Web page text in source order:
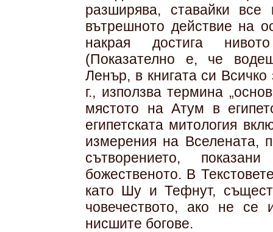
разширява, ставайки все
вътрешното действие на
накрая достига
(Показателно е, че
Ленър, в книгата си
г., използва термина
мястото на Атум в
египетската митология
измерения на Вселената,
сътворението,
божественото. В
като Шу и Тефнут,
човечеството, ако не се
нисшите богове.